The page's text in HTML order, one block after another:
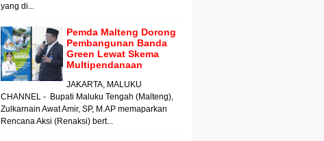
yang di...
Pemda Malteng Dorong
Pembangunan Banda
Green Lewat Skema
Multipendanaan
JAKARTA, MALUKU
CHANNEL - Bupati Maluku Tengah (Malteng),
Zulkarnain Awat Amir, SP, M.AP memaparkan
Rencana Aksi (Renaksi) bert...